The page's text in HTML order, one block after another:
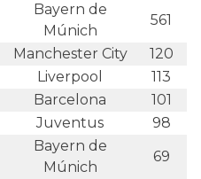
Bayern de
Múnich
561
Manchester City
120
Liverpool
113
Barcelona
101
Juventus
98
Bayern de
Múnich
69